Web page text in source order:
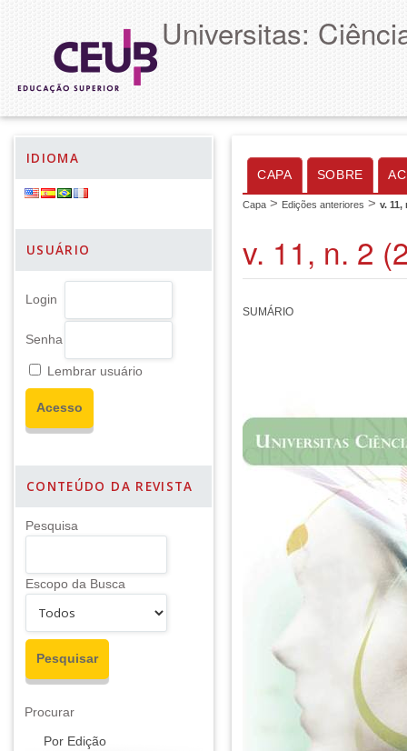
Universitas:
IDIOMA
USUÁRIO
Login
Senha
Lembrar usuário
CONTEÚDO DA REVISTA
Pesquisa
Escopo da Busca
Procurar
Por Edição
CAPA SOBRE
Capa > Edições anteriores > v. 11,
v. 11, n. 2
SUMÁRIO